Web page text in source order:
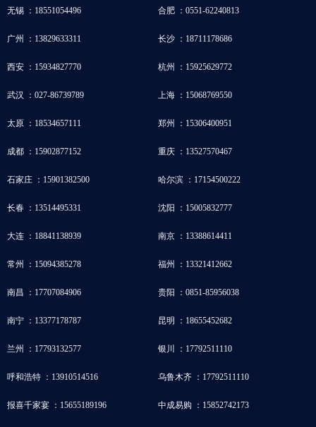
无锡 ：18551054496 合肥 ：0551-62240813
广州 ：13829633311 长沙 ：18711178686
西安 ：15934827770 杭州 ：15925629772
武汉 ：027-86739789 上海 ：15068769550
太原 ：18534657111 郑州 ：15306400951
成都 ：15902877152 重庆 ：13527570467
石家庄 ：15901382500 哈尔滨 ：17154500222
长春 ：13514495331 沈阳 ：15005832777
大连 ：18841138939 南京 ：13388614411
常州 ：15094385278 福州 ：13321412662
南昌 ：17707084906 贵阳 ：0851-85956038
南宁 ：13377178787 昆明 ：18655452682
兰州 ：17793132577 银川 ：17792511110
呼和浩特 ：13910514516 乌鲁木齐 ：17792511110
报喜千家宴 ：15655189196 中成易购 ：15852742173